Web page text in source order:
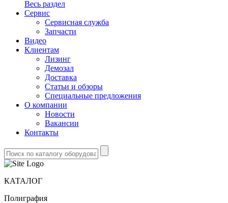
Весь раздел
Сервис
Сервисная служба
Запчасти
Видео
Клиентам
Лизинг
Демозал
Доставка
Статьи и обзоры
Специальные предложения
О компании
Новости
Вакансии
Контакты
КАТАЛОГ
Полиграфия